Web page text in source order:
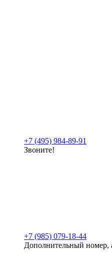
+7 (495) 984-89-91
Звоните!
+7 (985) 079-18-44
Дополнительный номер,